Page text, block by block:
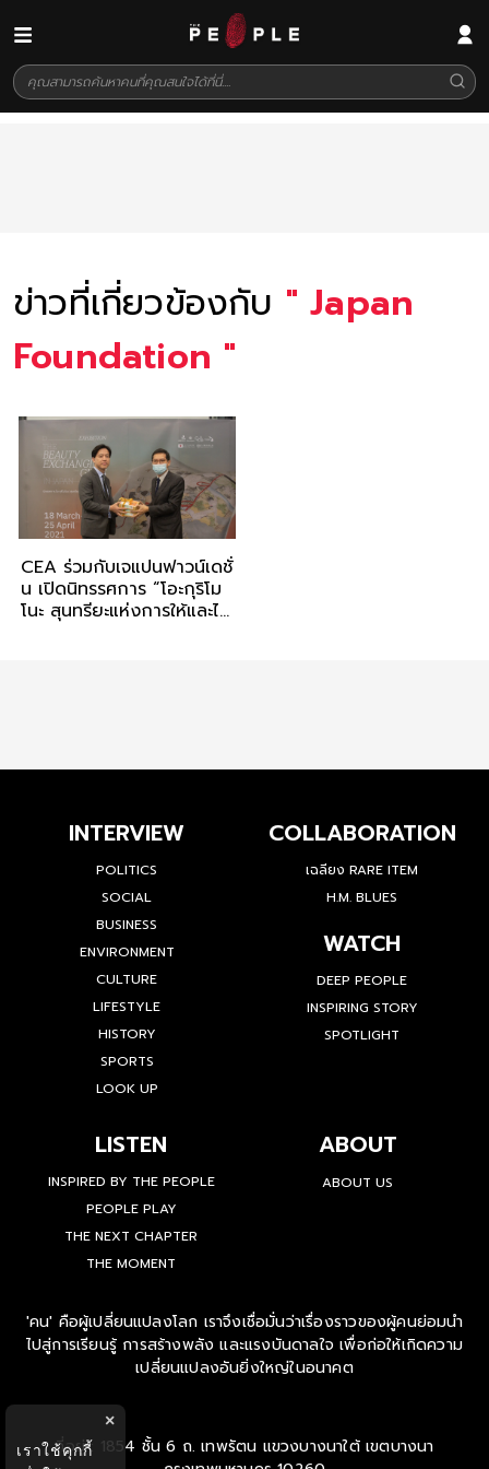
ข่าวที่เกี่ยวข้องกับ "Japan
Foundation "
CEA ร่วมกับเจแปนฟาวน์เดชั่
น เปิดนิทรรศการ “โอะกุริโม
โนะ สุนทรียะแห่งการให้และได้
INTERVIEW
POLITICS
SOCIAL
BUSINESS
ENVIRONMENT
CULTURE
LIFESTYLE
HISTORY
SPORTS
LOOK UP
COLLABORATION
เฉลียง RARE ITEM
H.M. BLUES
WATCH
DEEP PEOPLE
INSPIRING STORY
SPOTLIGHT
LISTEN
INSPIRED BY THE PEOPLE
PEOPLE PLAY
THE NEXT CHAPTER
THE MOMENT
ABOUT
ABOUT US
'คน' คือผู้เปลี่ยนแปลงโลก เราจึงเชื่อมั่นว่าเรื่องราวของผู้คนย่อมนำ
ไปสู่การเรียนรู้ การสร้างพลัง และแรงบันดาลใจ เพื่อก่อให้เกิดความ
เปลี่ยนแปลงอันยิ่งใหญ่ในอนาคต
ที่อยู่ : 1854 ชั้น 6 ถ. เทพรัตน แขวงบางนาใต้ เขตบางนา
×
เราใช้คุกกี้